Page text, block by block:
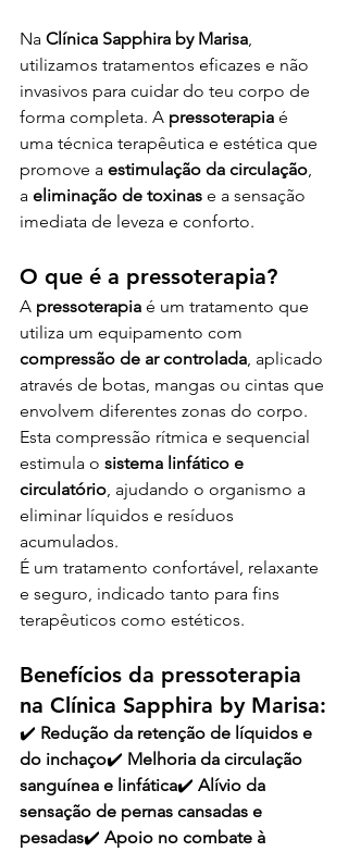
Na Clínica Sapphira by Marisa,
utilizamos tratamentos eficazes e não
invasivos para cuidar do teu corpo de
forma completa. A pressoterapia é
uma técnica terapêutica e estética que
promove a estimulação da circulação,
a eliminação de toxinas e a sensação
imediata de leveza e conforto.
O que é a pressoterapia?
A pressoterapia é um tratamento que
utiliza um equipamento com
compressão de ar controlada, aplicado
através de botas, mangas ou cintas que
envolvem diferentes zonas do corpo.
Esta compressão rítmica e sequencial
estimula o sistema linfático e
circulatório, ajudando o organismo a
eliminar líquidos e resíduos
acumulados.
É um tratamento confortável, relaxante
e seguro, indicado tanto para fins
terapêuticos como estéticos.
Benefícios da pressoterapia
na Clínica Sapphira by Marisa:
✔️ Redução da retenção de líquidos e
do inchaço✔️ Melhoria da circulação
sanguínea e linfática✔️ Alívio da
sensação de pernas cansadas e
pesadas✔️ Apoio no combate à